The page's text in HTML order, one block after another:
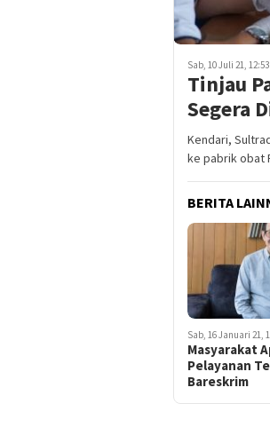
Sab, 10 Juli 21, 12:53
Tinjau
Segera
Kendari,
ke pabrik obat
BERITA
Sab, 16 Januari 21,
Masyarakat
Pelayanan
Bareskrim